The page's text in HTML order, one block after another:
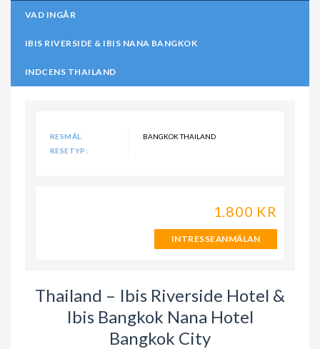
VAD INGÅR
IBIS RIVERSIDE & IBIS NANA BANGKOK
INDCENS THAILAND
RESMÅL:
BANGKOK THAILAND
RESETYP:
1.800 KR
INTRESSEANMÄLAN
Thailand – Ibis Riverside Hotel &
Ibis Bangkok Nana Hotel
Bangkok City